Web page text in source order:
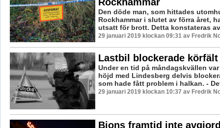
Den döde man, som hittades
Rockhammar i slutet av förra året,
utsatt för brott. Detta konstateras
29 januari 2019 klockan 09:31 av Fredrik
Lastbil blockerade körfält
Under en tid på måndagskvällen
höjd med Lindesberg delvis
som hade fått problem i halkan. -
29 januari 2019 klockan 10:37 av Fredrik
Bions framtid inte